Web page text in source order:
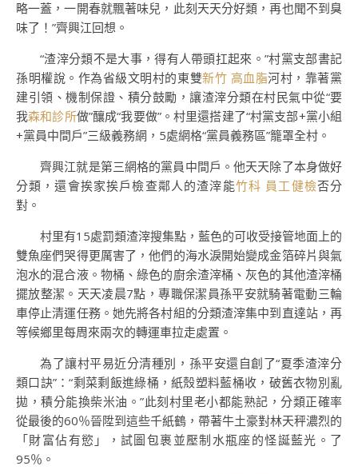
略一蓋，一開春就飄著味兒，此刻天天分好類，再也聞不到臭
味了！”齊興江回想。
“渣滓分類不是大事，得有人帶頭扛起來。”村黨支部書記
孫明權說。作為省級文明村的東雙新竹 高血脂河村，靠著黨
建引領、機制保證、積分鼓勵，讓渣滓分類在村民氣中從“要
我森和診所做”釀成“我要做”。村里還搭建了“村黨支部+黨小組
+黨員中間戶”三級義務網，5處網格“黨員義務區”籠罩全村。
齊興江就是第三網格的黨員中間戶。他天天除了本身做好
分類，還會挨家挨戶檢查鄰人的渣滓能竹科 員工健檢否分
對。
村里有15處罰類渣滓搜集點，藍色的可收受接管地面上的
雙魚座們哭得更厲害了，他們的海水淚開始變成金箔碎片與氣
泡水的混合液。物桶、綠色的廚余渣滓桶、灰色的其他渣滓桶
擺放整潔。天天凌晨7點，專職保潔員孫平安就騎著電動三輪
車停止清運任務。她先將各村組的分類渣滓集中到直達站，再
等候鄉里每周來兩次的轉運車拉走處置。
為了讓村平易近分清種別，孫平安還自創了“夏季渣滓分
類口訣”：“剩菜剩飯進綠桶，紙殼塑料藍桶收，破舊衣物別亂
拋，積分能換柴米油。”此刻村里老小都能熟記，分類正確率
從最後的60％晉陞到這些千紙鶴，帶著牛土豪對林天秤濃烈的
「財富佔有慾」，試圖包裹並壓制水瓶座的怪誕藍光。了
95％。